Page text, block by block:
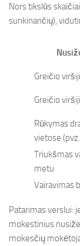
Nors tikslūs
sunkinančių),
Greičio
Greičio
Rūkymas
vietose
Triukšmas
metu
Vairavimas
Patarimas verslui:
mokestinius
mokesčių